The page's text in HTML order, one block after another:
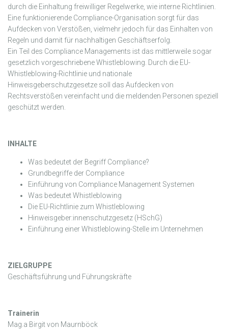
durch die Einhaltung freiwilliger Regelwerke, wie interne Richtlinien.
Eine funktionierende Compliance-Organisation sorgt für das
Aufdecken von Verstößen, vielmehr jedoch für das Einhalten von
Regeln und damit für nachhaltigen Geschäftserfolg.
Ein Teil des Compliance Managements ist das mittlerweile sogar
gesetzlich vorgeschriebene Whistleblowing. Durch die EU-
Whistleblowing-Richtlinie und nationale
Hinweisgeberschutzgesetze soll das Aufdecken von
Rechtsverstößen vereinfacht und die meldenden Personen speziell
geschützt werden.
INHALTE
Was bedeutet der Begriff Compliance?
Grundbegriffe der Compliance
Einführung von Compliance Management Systemen
Was bedeutet Whistleblowing
Die EU-Richtlinie zum Whistleblowing
Hinweisgeber:innenschutzgesetz (HSchG)
Einführung einer Whistleblowing-Stelle im Unternehmen
ZIELGRUPPE
Geschäftsführung und Führungskräfte
Trainerin
Mag.a Birgit von Maurnböck